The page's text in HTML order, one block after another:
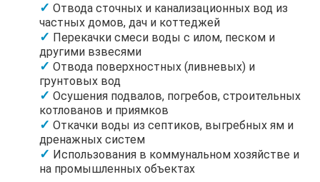
Отвода сточных и канализационных вод из
частных домов, дач и коттеджей
Перекачки смеси воды с илом, песком и
другими взвесями
Отвода поверхностных (ливневых) и
грунтовых вод
Осушения подвалов, погребов, строительных
котлованов и приямков
Откачки воды из септиков, выгребных ям и
дренажных систем
Использования в коммунальном хозяйстве и
на промышленных объектах